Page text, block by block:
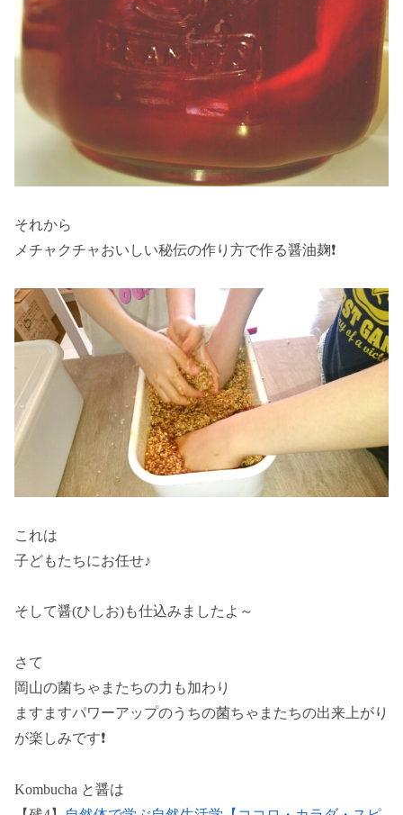
それから
メチャクチャおいしい秘伝の作り方で作る醤油麹❗
これは
子どもたちにお任せ♪
そして醤(ひしお)も仕込みましたよ～
さて
岡山の菌ちゃまたちの力も加わり
ますますパワーアップのうちの菌ちゃまたちの出来上がり
が楽しみです❗
Kombucha と醤は